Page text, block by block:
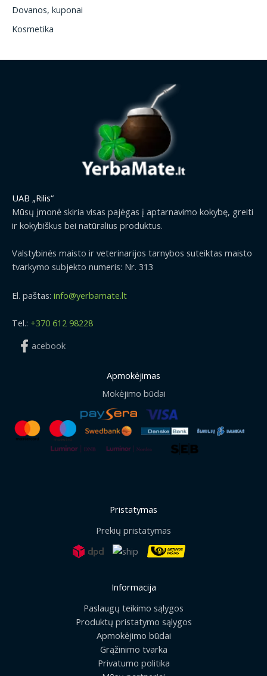
Dovanos, kuponai
Kosmetika
UAB „Rilis“
Mūsų įmonė skiria visas pajėgas į aptarnavimo kokybę, greiti
ir kokybiškus bei natūralius produktus.
Valstybinės maisto ir veterinarijos tarnybos suteiktas maisto
tvarkymo subjekto numeris: Nr. 313
El. paštas: info@yerbamate.lt
Tel.: +370 612 98228
acebook
Apmokėjimas
Mokėjimo būdai
Pristatymas
Prekių pristatymas
Informacija
Paslaugų teikimo sąlygos
Produktų pristatymo sąlygos
Apmokėjimo būdai
Grąžinimo tvarka
Privatumo politika